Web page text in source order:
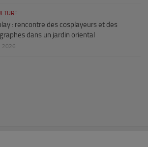
: rencontre des cosplayeurs et des
dans un jardin oriental
2026